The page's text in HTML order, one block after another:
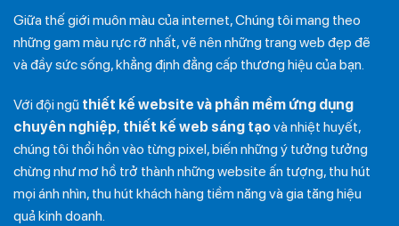
Giữa thế giới muôn màu của internet, Chúng tôi mang theo
những gam màu rực rỡ nhất, vẽ nên những trang web đẹp đẽ
và đầy sức sống, khẳng định đẳng cấp thương hiệu của bạn.
Với đội ngũ thiết kế website và phần mềm ứng dụng
chuyên nghiệp, thiết kế web sáng tạovà nhiệt huyết,
chúng tôi thổi hồn vào từng pixel, biến những ý tưởng tưởng
chừng như mơ hồ trở thành những website ấn tượng, thu hút
mọi ánh nhìn, thu hút khách hàng tiềm năng và gia tăng hiệu
quả kinh doanh.